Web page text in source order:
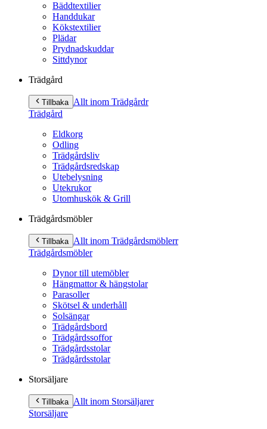
Bäddtextilier
Handdukar
Kökstextilier
Plädar
Prydnadskuddar
Sittdynor
Trädgård
Tillbaka Allt inom Trädgårdr
Trädgård
Eldkorg
Odling
Trädgårdsliv
Trädgårdsredskap
Utebelysning
Utekrukor
Utomhuskök & Grill
Trädgårdsmöbler
Tillbaka Allt inom Trädgårdsmöblerr
Trädgårdsmöbler
Dynor till utemöbler
Hängmattor & hängstolar
Parasoller
Skötsel & underhåll
Solsängar
Trädgårdsbord
Trädgårdssoffor
Trädgårdsstolar
Trädgårdsstolar
Storsäljare
Tillbaka Allt inom Storsäljarer
Storsäljare